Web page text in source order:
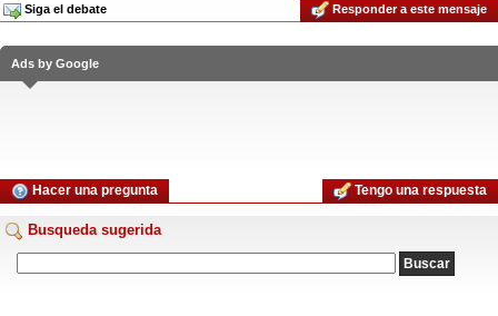
Siga el debate Responder a este mensaje
Ads by Google
Hacer una pregunta Tengo una respuesta
Busqueda sugerida